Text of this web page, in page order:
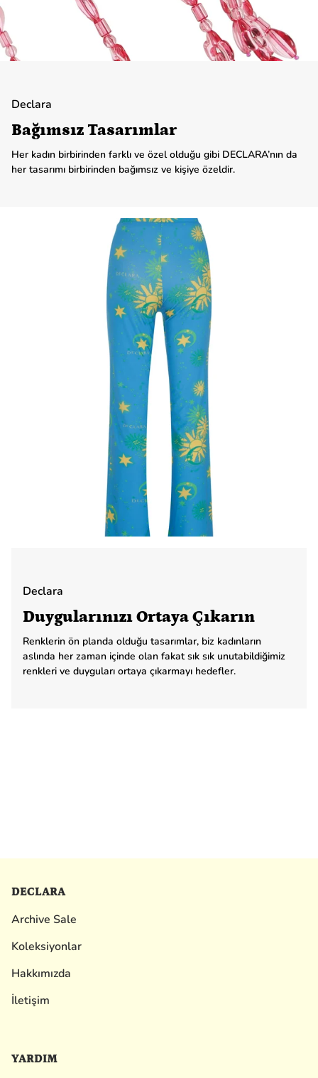
Declara
Bağımsız Tasarımlar
Her kadın birbirinden farklı ve özel olduğu gibi DECLARA’nın da
her tasarımı birbirinden bağımsız ve kişiye özeldir.
Declara
Duygularınızı Ortaya Çıkarın
Renklerin ön planda olduğu tasarımlar, biz kadınların
aslında her zaman içinde olan fakat sık sık unutabildiğimiz
renkleri ve duyguları ortaya çıkarmayı hedefler.
DECLARA
Archive Sale
Koleksiyonlar
Hakkımızda
İletişim
YARDIM